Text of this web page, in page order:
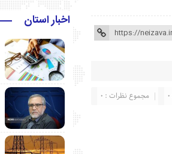
مجموع نظرات : 0
اخبار استان